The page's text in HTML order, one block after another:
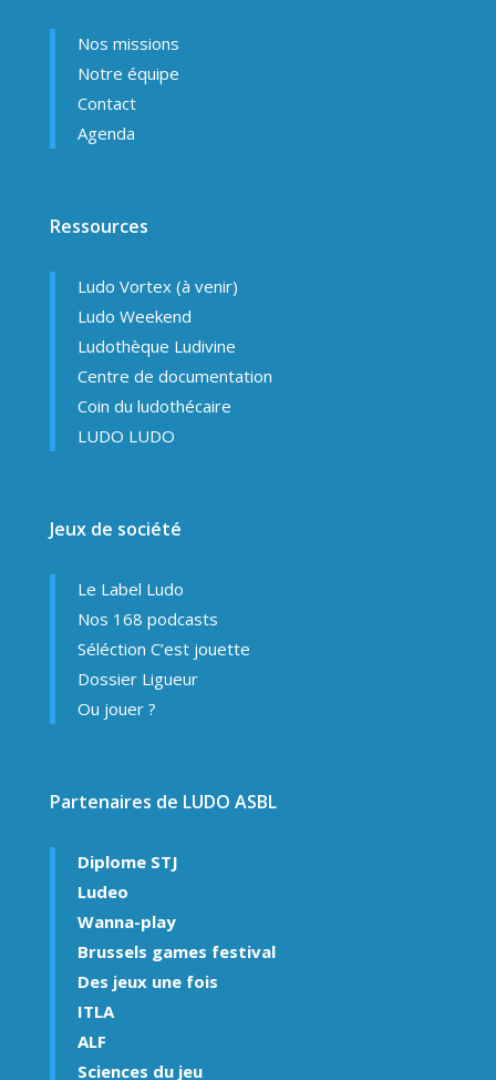
Nos missions
Notre équipe
Contact
Agenda
Ressources
Ludo Vortex (à venir)
Ludo Weekend
Ludothèque Ludivine
Centre de documentation
Coin du ludothécaire
LUDO LUDO
Jeux de société
Le Label Ludo
Nos 168 podcasts
Séléction C’est jouette
Dossier Ligueur
Ou jouer ?
Partenaires de LUDO ASBL
Diplome STJ
Ludeo
Wanna-play
Brussels games festival
Des jeux une fois
ITLA
ALF
Sciences du jeu